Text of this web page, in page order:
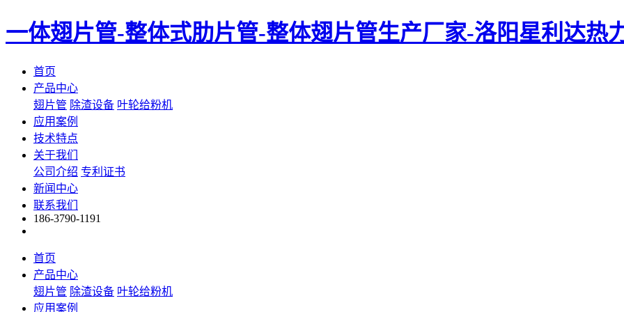
一体翅片管-整体式肋片管-整体翅片管生产厂家-洛阳星利达热
首页
产品中心
翅片管 除渣设备 叶轮给粉机
应用案例
技术特点
关于我们
公司介绍 专利证书
新闻中心
联系我们
186-3790-1191
首页
产品中心
翅片管 除渣设备 叶轮给粉机
应用案例